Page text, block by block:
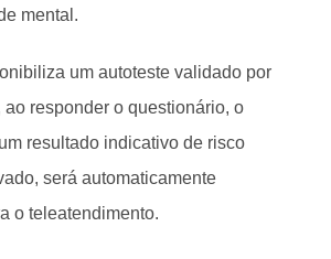
mental.
um autoteste validado por
responder o questionário, o
resultado indicativo de risco
será automaticamente
o teleatendimento.